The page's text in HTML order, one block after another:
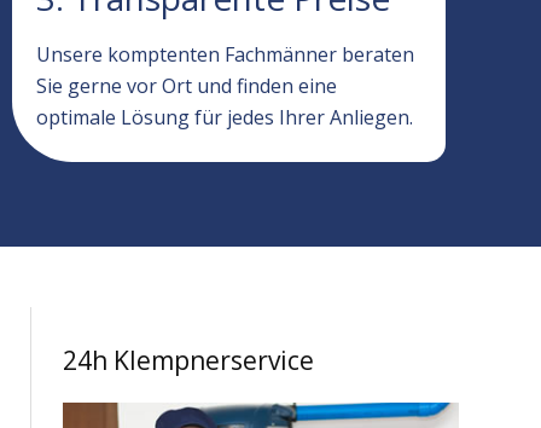
Unsere komptenten Fachmänner beraten
Sie gerne vor Ort und finden eine
optimale Lösung für jedes Ihrer Anliegen.
24h Klempnerservice